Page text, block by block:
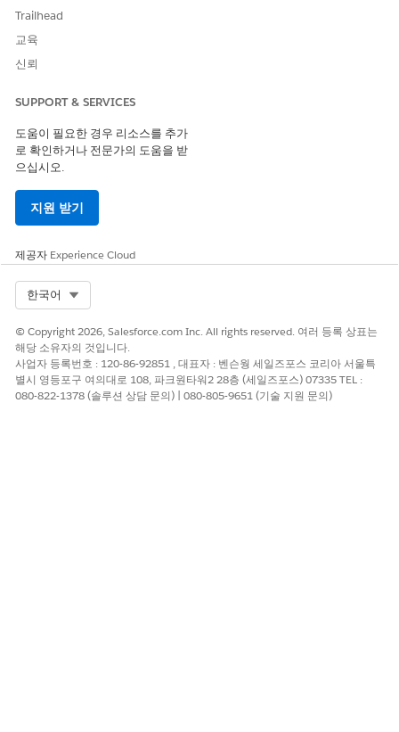
Trailhead
교육
신뢰
SUPPORT & SERVICES
도움이 필요한 경우 리소스를 추가
로 확인하거나 전문가의 도움을 받
으십시오.
지원 받기
제공자 Experience Cloud
한국어
© Copyright 2026, Salesforce.com Inc. All rights reserved. 여러 등록 상표는
해당 소유자의 것입니다.
사업자 등록번호 : 120-86-92851 , 대표자 : 벤슨웡 세일즈포스 코리아 서울특
별시 영등포구 여의대로 108, 파크원타워2 28층 (세일즈포스) 07335 TEL :
080-822-1378 (솔루션 상담 문의) | 080-805-9651 (기술 지원 문의)